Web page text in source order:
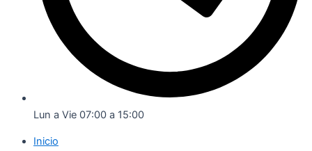
Lun a Vie 07:00 a 15:00
Inicio